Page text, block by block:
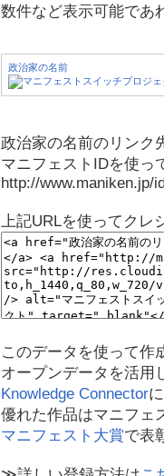
数件など表示可能であ
政治家の名前
政治家の名前のリンク
マニフェストIDを使っ
http://www.maniken.jp/
上記URLを使ってクレ
このデータを使って作
オープンデータを活用
Knowledge Connector
優れた作品はマニフェ
マニフェスト大賞で表